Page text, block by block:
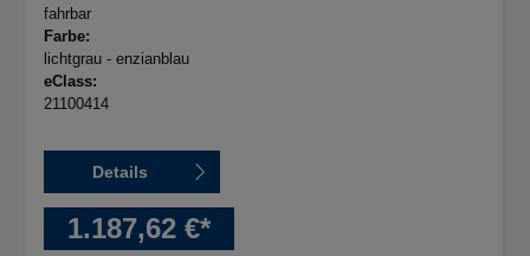
fahrbar
Farbe:
lichtgrau - enzianblau
eClass:
21100414
Details
1.187,62 €*